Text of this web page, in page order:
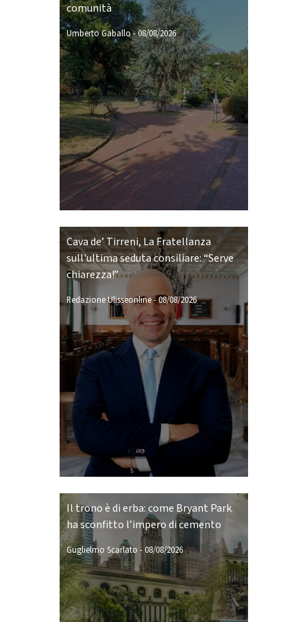
comunità
Umberto Gaballo-08/08/2026
Cava de’ Tirreni, La Fratellanza
sull'ultima seduta consiliare: “Serve
chiarezza!”
Redazione Ulisseonline-08/08/2026
Il trono è di erba: come Bryant Park
ha sconfitto l’impero di cemento
Guglielmo Scarlato -08/08/2026